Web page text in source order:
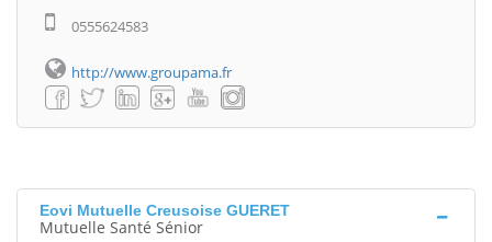
0555624583
http://www.groupama.fr
Eovi Mutuelle Creusoise GUERET
Mutuelle Santé Sénior